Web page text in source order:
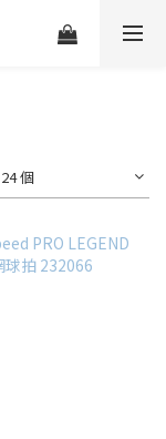
個